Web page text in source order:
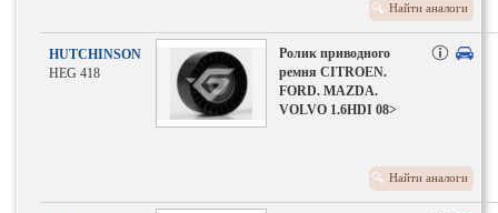
Найти аналоги
HUTCHINSON
HEG 418
Ролик приводного
ремня CITROEN.
FORD. MAZDA.
VOLVO 1.6HDI 08>
Найти аналоги